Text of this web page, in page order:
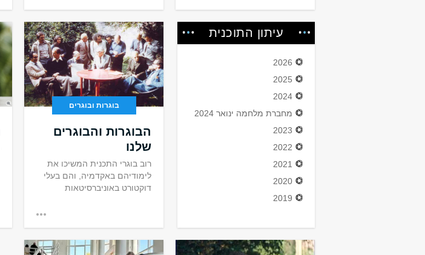
עיתון התוכנית
2026
2025
2024
מחברת מלחמה ינואר 2024
2023
2022
2021
2020
2019
בוגרות ובוגרים
הבוגרות והבוגרים
שלנו
רוב בוגרי התכנית המשיכו את
לימודיהם באקדמיה, והם בעלי
דוקטורט באוניברסיטאות